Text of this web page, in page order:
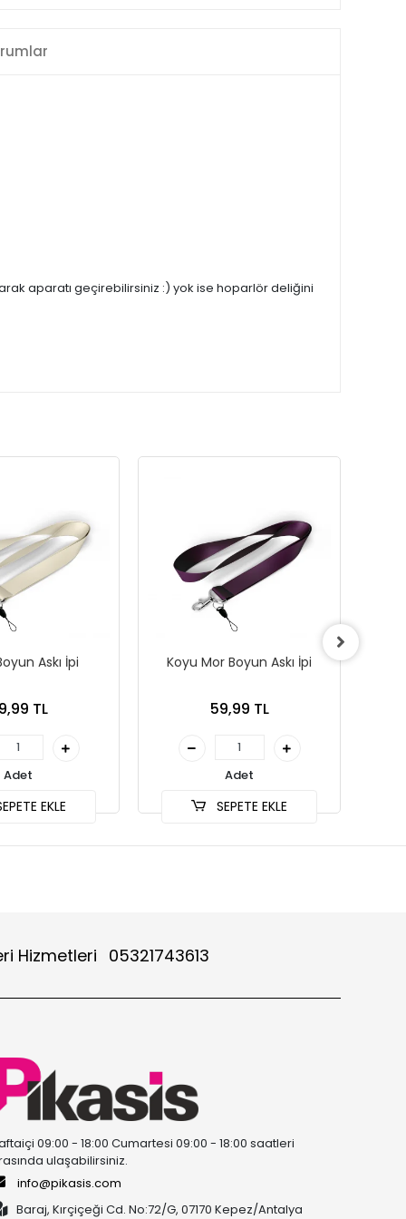
aparatı geçirebilirsiniz :) yok ise hoparlör deliğini
Askı İpi
TL
Adet
EKLE
Koyu Mor Boyun Askı İpi
59,99 TL
Adet
SEPETE EKLE
Hizmetleri 05321743613
09:00 - 18:00 Cumartesi 09:00 - 18:00 saatleri
ulaşabilirsiniz.
info@pikasis.com
Baraj, Kırçiçeği Cd. No:72/G, 07170 Kepez/Antalya